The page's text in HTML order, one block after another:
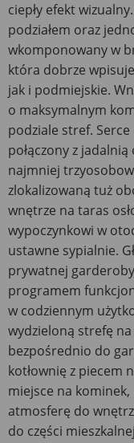
ciepły efekt
podziałem oraz
wkomponowany w
która dobrze
jak i podmiejskie.
o maksymalnym
podziale stref.
połączony z
najmniej
zlokalizowaną tuż
wnętrze na taras
wypoczynkowi w
ustawne sypialnie.
prywatnej
programem
w codziennym
wydzieloną strefę
bezpośrednio do
kotłownię z piecem
miejsce na
atmosferę do
do części